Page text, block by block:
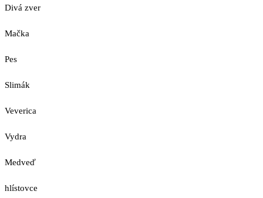
Divá zver
Mačka
Pes
Slimák
Veverica
Vydra
Medveď
hlístovce